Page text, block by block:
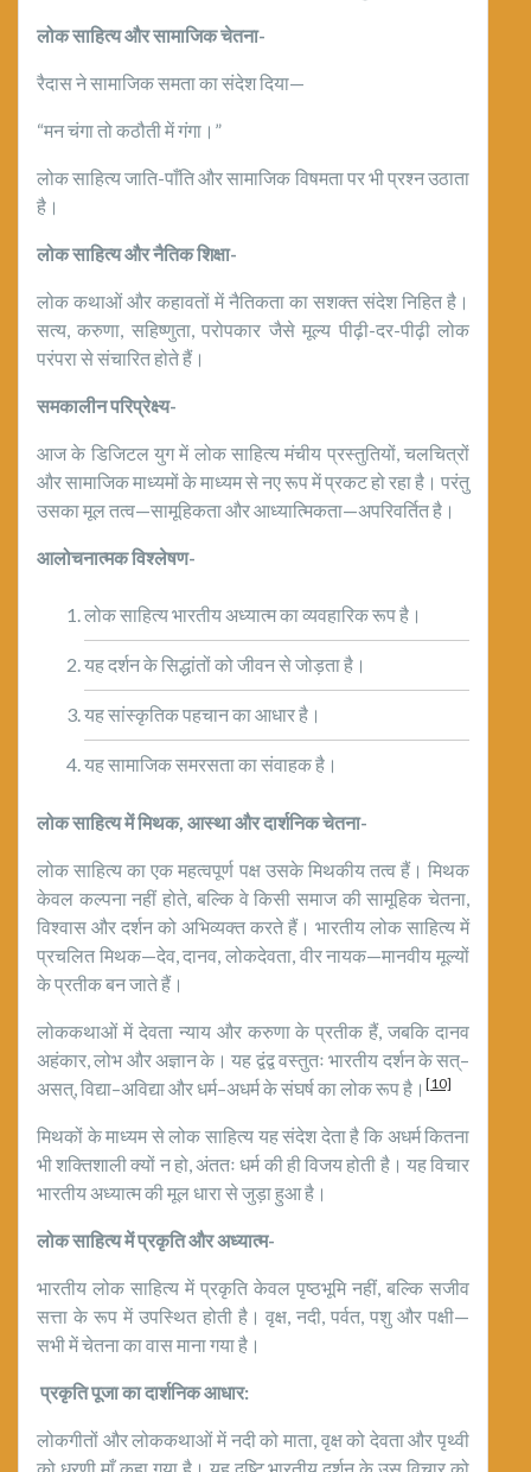
लोक साहित्य और सामाजिक चेतना-
रैदास ने सामाजिक समता का संदेश दिया—
“मन चंगा तो कठौती में गंगा।”
लोक साहित्य जाति-पाँति और सामाजिक विषमता पर भी प्रश्न उठाता
है।
लोक साहित्य और नैतिक शिक्षा-
लोक कथाओं और कहावतों में नैतिकता का सशक्त संदेश निहित है।
सत्य, करुणा, सहिष्णुता, परोपकार जैसे मूल्य पीढ़ी-दर-पीढ़ी लोक
परंपरा से संचारित होते हैं।
समकालीन परिप्रेक्ष्य-
आज के डिजिटल युग में लोक साहित्य मंचीय प्रस्तुतियों, चलचित्रों
और सामाजिक माध्यमों के माध्यम से नए रूप में प्रकट हो रहा है। परंतु
उसका मूल तत्व—सामूहिकता और आध्यात्मिकता—अपरिवर्तित है।
आलोचनात्मक विश्लेषण-
लोक साहित्य भारतीय अध्यात्म का व्यवहारिक रूप है।
यह दर्शन के सिद्धांतों को जीवन से जोड़ता है।
यह सांस्कृतिक पहचान का आधार है।
यह सामाजिक समरसता का संवाहक है।
लोक साहित्य में मिथक, आस्था और दार्शनिक चेतना-
लोक साहित्य का एक महत्वपूर्ण पक्ष उसके मिथकीय तत्व हैं। मिथक
केवल कल्पना नहीं होते, बल्कि वे किसी समाज की सामूहिक चेतना,
विश्वास और दर्शन को अभिव्यक्त करते हैं। भारतीय लोक साहित्य में
प्रचलित मिथक—देव, दानव, लोकदेवता, वीर नायक—मानवीय मूल्यों
के प्रतीक बन जाते हैं।
लोककथाओं में देवता न्याय और करुणा के प्रतीक हैं, जबकि दानव
अहंकार, लोभ और अज्ञान के। यह द्वंद्व वस्तुतः भारतीय दर्शन के सत्–
असत्, विद्या–अविद्या और धर्म–अधर्म के संघर्ष का लोक रूप है। [10]
मिथकों के माध्यम से लोक साहित्य यह संदेश देता है कि अधर्म कितना
भी शक्तिशाली क्यों न हो, अंततः धर्म की ही विजय होती है। यह विचार
भारतीय अध्यात्म की मूल धारा से जुड़ा हुआ है।
लोक साहित्य में प्रकृति और अध्यात्म-
भारतीय लोक साहित्य में प्रकृति केवल पृष्ठभूमि नहीं, बल्कि सजीव
सत्ता के रूप में उपस्थित होती है। वृक्ष, नदी, पर्वत, पशु और पक्षी—
सभी में चेतना का वास माना गया है।
प्रकृति पूजा का दार्शनिक आधार:
लोकगीतों और लोककथाओं में नदी को माता, वृक्ष को देवता और पृथ्वी
को धरणी माँ कहा गया है। यह दृष्टि भारतीय दर्शन के उस विचार को